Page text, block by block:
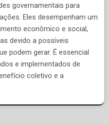
governamentais para
Eles desempenham um
econômico e social,
devido a possíveis
podem gerar. É essencial
e implementados de
coletivo e a